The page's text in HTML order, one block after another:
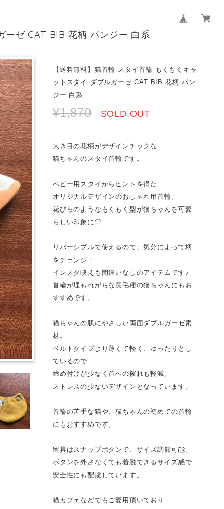
ーゼ CAT BIB 花柄 パンジー 白系
【送料無料】猫首輪 スタイ首輪 もくもくキャ
ットスタイ ダブルガーゼ CAT BIB 花柄 パン
ジー 白系
¥1,870 SOLD OUT
大き目の花柄がデザインチックな
猫ちゃんのスタイ首輪です。
ベビー用スタイからヒントを得た
オリジナルデザインのおしゃれ用首輪。
花びらのようなもくもく型が猫ちゃんを可愛
らしい印象に♡
リバーシブルで使えるので、気分によって柄
をチェンジ！
インスタ映えも間違いなしのアイテムです♪
首輪が埋もれがちな長毛種の猫ちゃんにもお
すすめです。
猫ちゃんの肌にやさしい両面ダブルガーゼ素
材。
ベルトタイプより薄くて軽く、ゆったりとし
ているので
締め付けが少なく首への擦れも軽減。
ストレスの少ないデザインとなっています。
首輪の苦手な猫や、猫ちゃんの初めての首輪
にもおすすめです。
留具はスナップボタンで、サイズ調節可能。
ボタンを外さなくても着脱できるサイズ感で
安全性にも配慮しています。
猫カフェなどでもご愛用頂いており